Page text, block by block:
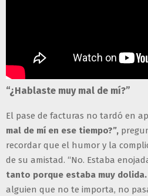
“¿Hablaste muy mal de mí?”
El pase de facturas no tardó en
mal de mí en ese tiempo?”,
recordar que el humor y la
de su amistad. “No. Estaba
tanto porque estaba muy dolida.
alguien que no te importa, no